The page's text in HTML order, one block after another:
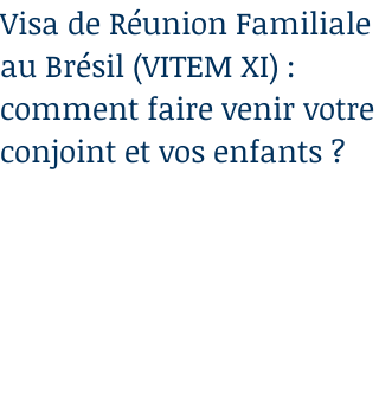
Visa de Réunion Familiale
au Brésil (VITEM XI) :
comment faire venir votre
conjoint et vos enfants ?